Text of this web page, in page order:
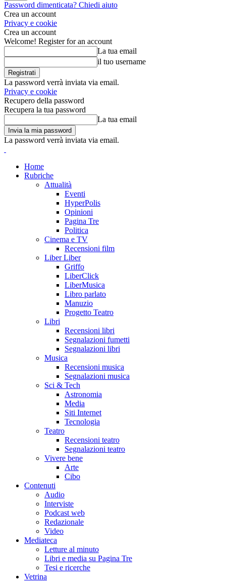
Password dimenticata? Chiedi aiuto
Crea un account
Privacy e cookie
Crea un account
Welcome! Register for an account
La tua email
il tuo username
La password verrà inviata via email.
Privacy e cookie
Recupero della password
Recupera la tua password
La tua email
La password verrà inviata via email.
Home
Rubriche
Attualità
Eventi
HyperPolis
Opinioni
Pagina Tre
Politica
Cinema e TV
Recensioni film
Liber Liber
Griffo
LiberClick
LiberMusica
Libro parlato
Manuzio
Progetto Teatro
Libri
Recensioni libri
Segnalazioni fumetti
Segnalazioni libri
Musica
Recensioni musica
Segnalazioni musica
Sci & Tech
Astronomia
Media
Siti Internet
Tecnologia
Teatro
Recensioni teatro
Segnalazioni teatro
Vivere bene
Arte
Cibo
Contenuti
Audio
Interviste
Podcast web
Redazionale
Video
Mediateca
Letture al minuto
Libri e media su Pagina Tre
Tesi e ricerche
Vetrina